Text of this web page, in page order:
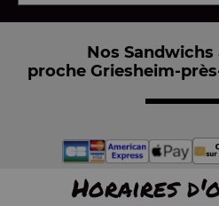
Nos
proche Griesheim-
Horaires